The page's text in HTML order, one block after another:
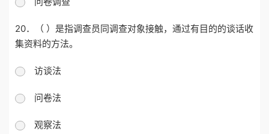
20．（ ）是指调查员同调查对象接触，通过有目的的谈话收
集资料的方法。
访谈法
问卷法
观察法